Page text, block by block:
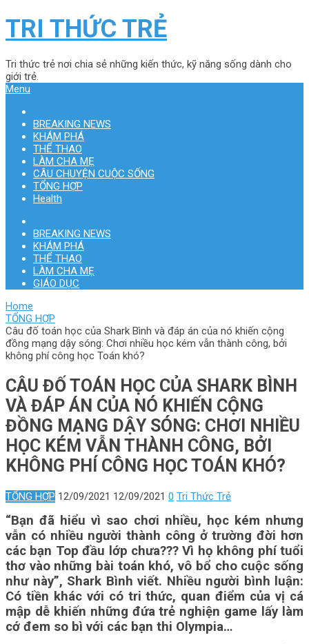
TRI THỨC TRẺ
Tri thức trẻ nơi chia sẻ những kiến thức, kỹ năng sống dành cho
giới trẻ.
Menu
BREAKING NEWS
KHÁM PHÁ
THỂ THAO
LÀM CHA MẸ
CÂU CHUYỆN CUỘC SỐNG
TỔNG HỢP
Health
BREAKING NEWS
KHÁM PHÁ
THỂ THAO
LÀM CHA MẸ
GIÁO DỤC
Home
TỔNG HỢP
Câu đố toán học của Shark Bình và đáp án của nó khiến cộng
đồng mạng dậy sóng: Chơi nhiều học kém vẫn thành công, bởi
không phí công học Toán khó?
CÂU ĐỐ TOÁN HỌC CỦA SHARK BÌNH
VÀ ĐÁP ÁN CỦA NÓ KHIẾN CỘNG
ĐỒNG MẠNG DẬY SÓNG: CHƠI NHIỀU
HỌC KÉM VẪN THÀNH CÔNG, BỞI
KHÔNG PHÍ CÔNG HỌC TOÁN KHÓ?
TỔNG HỢP 12/09/2021 12/09/2021 0 Tri Thức Trẻ
“Bạn đã hiểu vì sao chơi nhiều, học kém nhưng
vẫn có nhiều người thành công ở trường đời hơn
các bạn Top đầu lớp chưa??? Vì họ không phí tuổi
thơ vào những bài toán khó, vô bổ cho cuộc sống
như này”, Shark Bình viết. Nhiều người bình luận:
Có tiền khác với có tri thức, quan điểm của vị cá
mập dễ khiến những đứa trẻ nghiện game lấy làm
cớ đem so bì với các bạn thi Olympia…